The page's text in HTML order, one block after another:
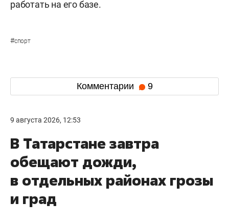
работать на его базе.
#спорт
Комментарии 9
9 августа 2026, 12:53
В Татарстане завтра
обещают дожди,
в отдельных районах грозы
и град